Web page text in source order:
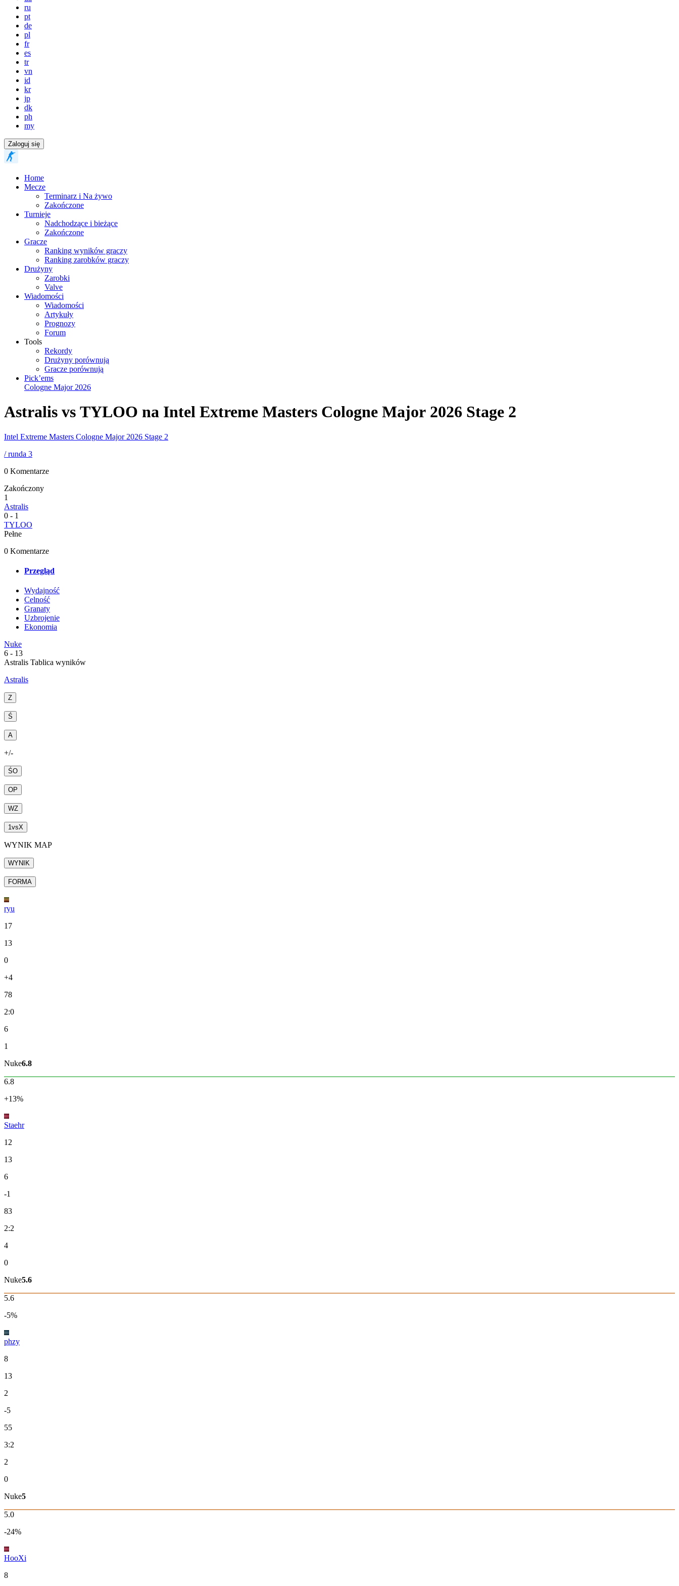
ru
pt
de
pl
fr
es
tr
vn
id
kr
jp
dk
ph
my
Zaloguj się
Home
Mecze
Terminarz i Na żywo
Zakończone
Turnieje
Nadchodzące i bieżące
Zakończone
Gracze
Ranking wyników graczy
Ranking zarobków graczy
Drużyny
Zarobki
Valve
Wiadomości
Wiadomości
Artykuły
Prognozy
Forum
Tools
Rekordy
Drużyny porównują
Gracze porównują
Pick’ems
Cologne Major 2026
Astralis vs TYLOO na Intel Extreme Masters Cologne Major 2026 Stage 2
Intel Extreme Masters Cologne Major 2026 Stage 2
/ runda 3
0 Komentarze
Zakończony
1
Astralis
0 - 1
TYLOO
Pełne
0 Komentarze
Przegląd
Wydajność
Celność
Granaty
Uzbrojenie
Ekonomia
Nuke
6 - 13
Astralis Tablica wyników
Astralis
Z
Ś
A
+/-
ŚO
OP
WZ
1vsX
WYNIK MAP
WYNIK
FORMA
ryu
17
13
0
+4
78
2:0
6
1
Nuke6.8
6.8
+13%
Staehr
12
13
6
-1
83
2:2
4
0
Nuke5.6
5.6
-5%
phzy
8
13
2
-5
55
3:2
2
0
Nuke5
5.0
-24%
HooXi
8